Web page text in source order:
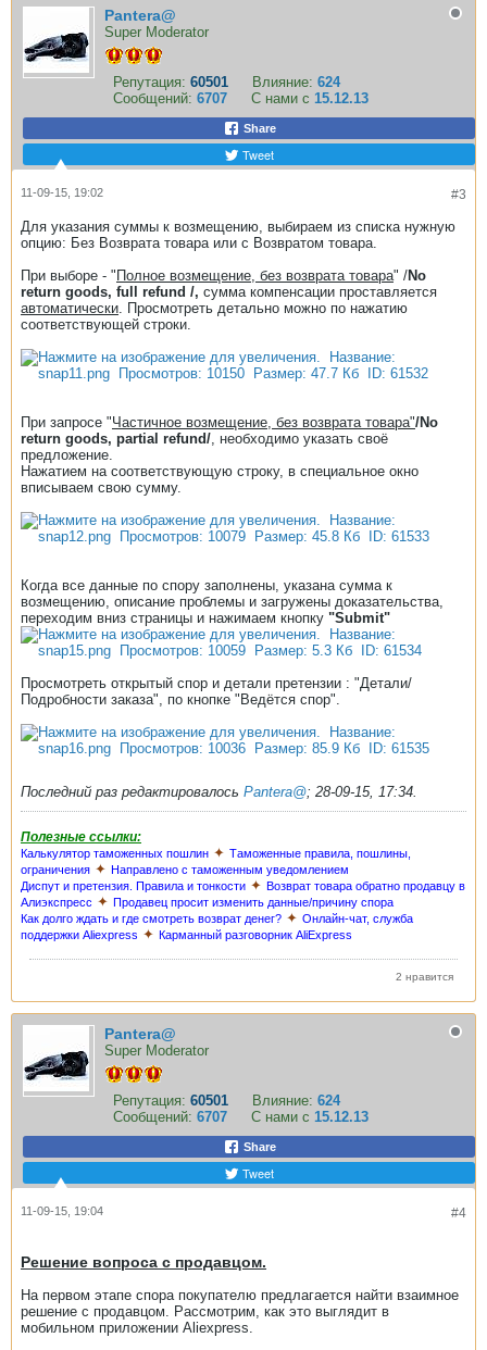
Pantera@
Super Moderator
Репутация: 60501 Влияние: 624
Сообщений: 6707 С нами с 15.12.13
Share
Tweet
#3
11-09-15, 19:02
Для указания суммы к возмещению, выбираем из списка нужную
опцию: Без Возврата товара или с Возвратом товара.
При выборе - " Полное возмещение, без возврата товара" /No
return goods, full refund /, сумма компенсации проставляется
автоматически . Просмотреть детально можно по нажатию
соответствующей строки.
При запросе "Частичное возмещение, без возврата товара"/No
return goods, partial refund/ , необходимо указать своё
предложение.
Нажатием на соответствующую строку, в специальное окно
вписываем свою сумму.
Когда все данные по спору заполнены, указана сумма к
возмещению, описание проблемы и загружены доказательства,
переходим вниз страницы и нажимаем кнопку "Submit"
Просмотреть открытый спор и детали претензии : "Детали/
Подробности заказа", по кнопке "Ведётся спор".
Последний раз редактировалось Pantera@; 28-09-15, 17:34
Полезные ссылки:
Калькулятор таможенных пошлин ✦ Таможенные правила, пошлины,
ограничения ✦ Направлено с таможенным уведомлением
Диспут и претензия. Правила и тонкости ✦ Возврат товара обратно продавцу в
Алиэкспресс ✦ Продавец просит изменить данные/причину спора
Как долго ждать и где смотреть возврат денег? ✦ Онлайн-чат, служба
поддержки Aliexpress ✦ Карманный разговорник AliExpress
2 нравится
Pantera@
Super Moderator
Репутация: 60501 Влияние: 624
Сообщений: 6707 С нами с 15.12.13
Share
Tweet
#4
11-09-15, 19:04
Решение вопроса с продавцом.
На первом этапе спора покупателю предлагается найти взаимное
решение с продавцом. Рассмотрим, как это выглядит в
мобильном приложении Aliexpress.